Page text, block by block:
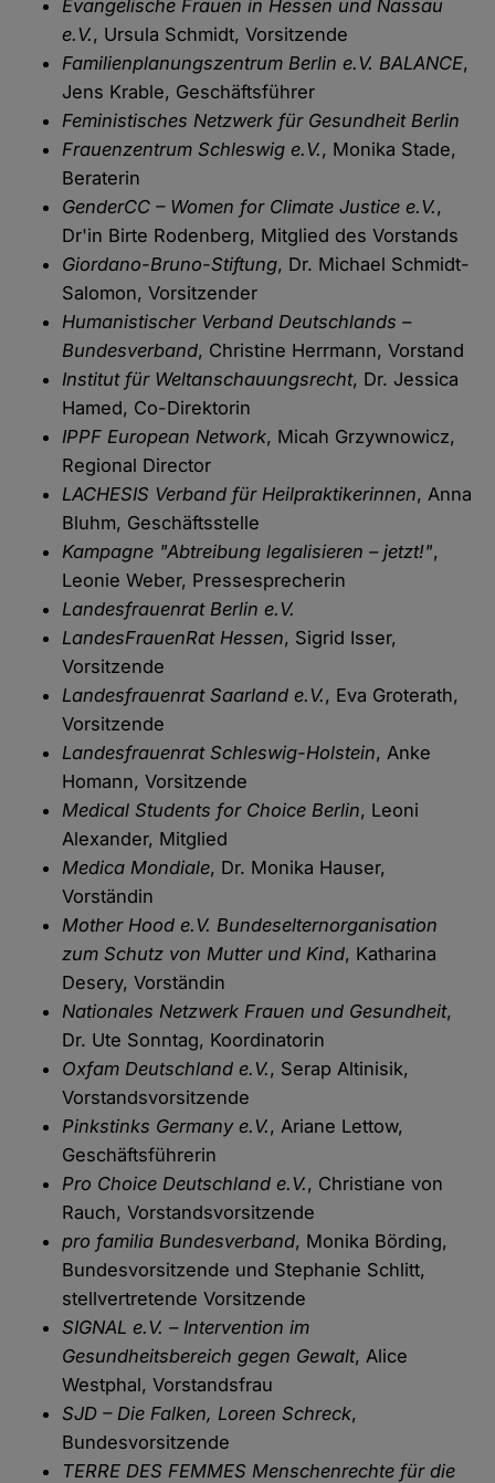
Evangelische Frauen in Hessen und Nassau
e.V., Ursula Schmidt, Vorsitzende
Familienplanungszentrum Berlin e.V. BALANCE,
Jens Krable, Geschäftsführer
Feministisches Netzwerk für Gesundheit Berlin
Frauenzentrum Schleswig e.V., Monika Stade,
Beraterin
GenderCC – Women for Climate Justice e.V.,
Dr'in Birte Rodenberg, Mitglied des Vorstands
Giordano-Bruno-Stiftung, Dr. Michael Schmidt-
Salomon, Vorsitzender
Humanistischer Verband Deutschlands –
Bundesverband, Christine Herrmann, Vorstand
Institut für Weltanschauungsrecht, Dr. Jessica
Hamed, Co-Direktorin
IPPF European Network, Micah Grzywnowicz,
Regional Director
LACHESIS Verband für Heilpraktikerinnen, Anna
Bluhm, Geschäftsstelle
Kampagne "Abtreibung legalisieren – jetzt!",
Leonie Weber, Pressesprecherin
Landesfrauenrat Berlin e.V.
LandesFrauenRat Hessen, Sigrid Isser,
Vorsitzende
Landesfrauenrat Saarland e.V., Eva Groterath,
Vorsitzende
Landesfrauenrat Schleswig-Holstein, Anke
Homann, Vorsitzende
Medical Students for Choice Berlin, Leoni
Alexander, Mitglied
Medica Mondiale, Dr. Monika Hauser,
Vorständin
Mother Hood e.V. Bundeselternorganisation
zum Schutz von Mutter und Kind, Katharina
Desery, Vorständin
Nationales Netzwerk Frauen und Gesundheit,
Dr. Ute Sonntag, Koordinatorin
Oxfam Deutschland e.V., Serap Altinisik,
Vorstandsvorsitzende
Pinkstinks Germany e.V., Ariane Lettow,
Geschäftsführerin
Pro Choice Deutschland e.V., Christiane von
Rauch, Vorstandsvorsitzende
pro familia Bundesverband, Monika Börding,
Bundesvorsitzende und Stephanie Schlitt,
stellvertretende Vorsitzende
SIGNAL e.V. – Intervention im
Gesundheitsbereich gegen Gewalt, Alice
Westphal, Vorstandsfrau
SJD – Die Falken, Loreen Schreck,
Bundesvorsitzende
TERRE DES FEMMES Menschenrechte für die